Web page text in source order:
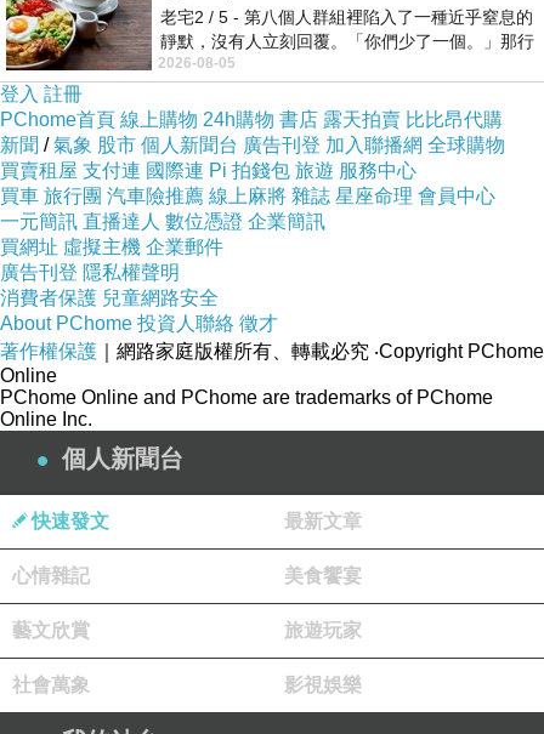
齒塊啊！膽顫心驚地用舌頭舔了一圈，赫然發現右上角缺
了一個大洞，這經歷太似曾相識，說什麼也無法忽視。
本想著盡快去看牙，偏偏近來工作異常忙碌，常常下班命
都去掉了半條，更別提還要拿剩下的半條命去面對嚇死人
不償命的牙醫了，所謂鴕鳥就是頭藏起來就覺得敵人看不
見自己，媽媽我則是牙不痛就覺得沒事不用擔心，想著上
次都能補一補了事，這次應該也能蒙混過關吧～～～～
但天下哪有這麼好的事？就在上週某天終於早了一點點下
班，想著擇日不如撞日，還是硬著頭皮去牙醫問問看哪時
可以預約好了；本以為只是預約一下馬上就能出來的我，
車子停好後甚至沒把東西拿下車，腦袋裡還想著待會兒晚
餐要買什麼，就傻不隆咚地踏進了牙醫......熟知這一進去再
出來時夜都深了......
老宅2 / 5 - 第八個人群組裡陷入了一種近乎窒息的
靜默，沒有人立刻回覆。「你們少了一個。」那行
字像一顆冰冷的鐵釘，硬生生刺進螢
2026-08-05
登入 註冊
PChome首頁 線上購物 24h購物 書店 露天拍賣 比比昂代購
新聞 /氣象 股市 個人新聞台 廣告刊登 加入聯播網 全球購物
買賣租屋 支付連 國際連 Pi 拍錢包 旅遊 服務中心
買車 旅行團 汽車險推薦 線上麻將 雜誌 星座命理 會員中心
一元簡訊 直播達人 數位憑證 企業簡訊
買網址 虛擬主機 企業郵件
廣告刊登 隱私權聲明
消費者保護 兒童網路安全
About PChome 投資人聯絡 徵才
著作權保護 ｜網路家庭版權所有、轉載必究 ‧Copyright PChome
Online
PChome Online and PChome are trademarks of PChome
Online Inc.
個人新聞台
快速發文 最新文章
心情雜記 美食饗宴
藝文欣賞 旅遊玩家
社會萬象 影視娛樂